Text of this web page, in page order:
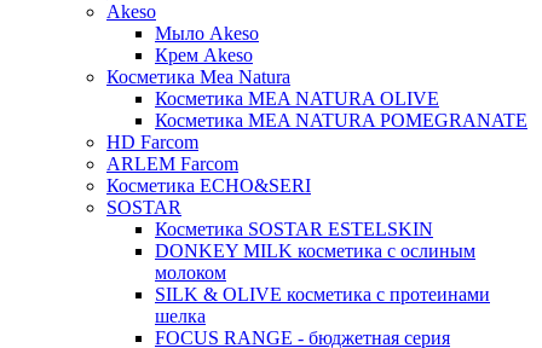
Akeso
Мыло Akeso
Крем Akeso
Косметика Mea Natura
Косметика MEA NATURA OLIVE
Косметика MEA NATURA POMEGRANATE
HD Farcom
ARLEM Farcom
Косметика ECHO&SERI
SOSTAR
Косметика SOSTAR ESTELSKIN
DONKEY MILK косметика с ослиным
молоком
SILK & OLIVE косметика с протеинами
шелка
FOCUS RANGE - бюджетная серия